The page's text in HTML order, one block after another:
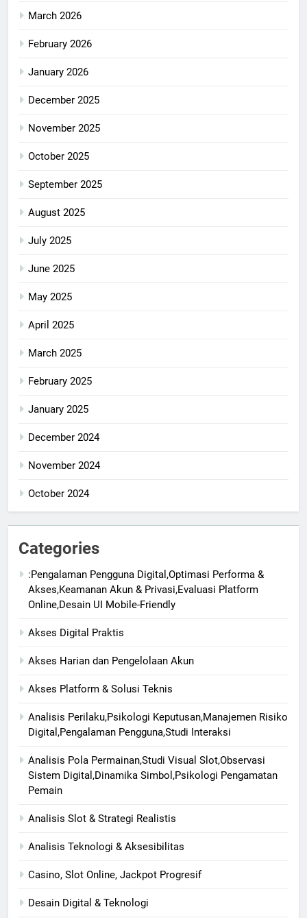
March 2026
February 2026
January 2026
December 2025
November 2025
October 2025
September 2025
August 2025
July 2025
June 2025
May 2025
April 2025
March 2025
February 2025
January 2025
December 2024
November 2024
October 2024
Categories
:Pengalaman Pengguna Digital,Optimasi Performa &
Akses,Keamanan Akun & Privasi,Evaluasi Platform
Online,Desain UI Mobile-Friendly
Akses Digital Praktis
Akses Harian dan Pengelolaan Akun
Akses Platform & Solusi Teknis
Analisis Perilaku,Psikologi Keputusan,Manajemen Risiko
Digital,Pengalaman Pengguna,Studi Interaksi
Analisis Pola Permainan,Studi Visual Slot,Observasi
Sistem Digital,Dinamika Simbol,Psikologi Pengamatan
Pemain
Analisis Slot & Strategi Realistis
Analisis Teknologi & Aksesibilitas
Casino, Slot Online, Jackpot Progresif
Desain Digital & Teknologi